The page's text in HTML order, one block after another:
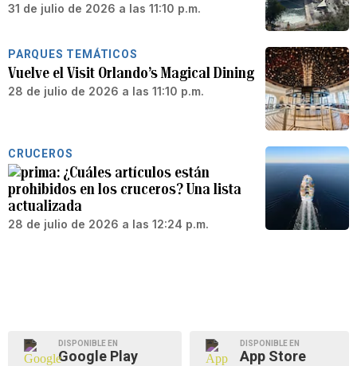
31 de julio de 2026 a las 11:10 p.m.
PARQUES TEMÁTICOS
Vuelve el Visit Orlando’s Magical Dining
28 de julio de 2026 a las 11:10 p.m.
CRUCEROS
¿Cuáles artículos están
prohibidos en los cruceros? Una lista
actualizada
28 de julio de 2026 a las 12:24 p.m.
DISPONIBLE EN
Google Play
DISPONIBLE EN
App Store